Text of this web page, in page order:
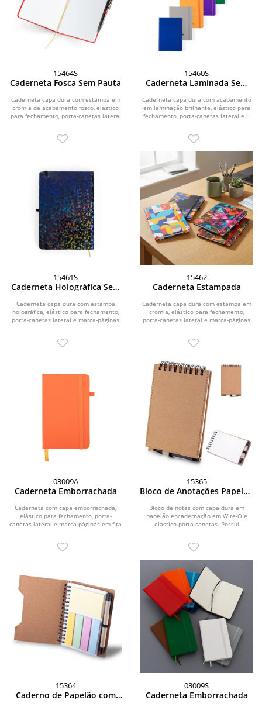
15464S
Caderneta Fosca Sem Pauta
Caderneta capa dura com estampa em
cromia de acabamento fosco, elástico
para fechamento, porta-canetas lateral
15460S
Caderneta Laminada Sem
Caderneta capa dura com acabamento
em laminação brilhante, elástico para
fechamento, porta-canetas lateral e...
15461S
Caderneta Holográfica Sem
Caderneta capa dura com estampa
holográfica, elástico para fechamento,
porta-canetas lateral e marca-páginas
15462
Caderneta Estampada
Caderneta capa dura com estampa em
cromia, elástico para fechamento,
porta-canetas lateral e marca-páginas
03009A
Caderneta Emborrachada
Caderneta com capa emborrachada,
elástico para fechamento, porta-
canetas lateral e marca-páginas em fita
15365
Bloco de Anotações Papelão
Bloco de notas com capa dura em
papelão encadernação em Wire-O e
elástico porta-canetas. Possui
15364
Caderno de Papelão com
03009S
Caderneta Emborrachada